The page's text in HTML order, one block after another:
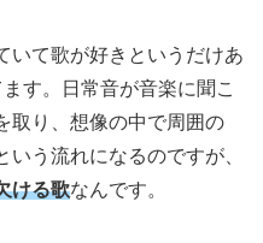
いて歌が好きというだけあ
す。日常音が音楽に聞こ
取り、想像の中で周囲の
いう流れになるのですが、
ける歌なんです。